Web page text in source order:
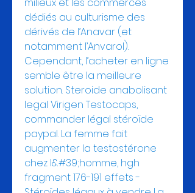
milieux et les commerces
dédiés au culturisme des
dérivés de l’Anavar (et
notamment l’Anvarol).
Cependant, l’acheter en ligne
semble être la meilleure
solution. Steroide anabolisant
legal Virigen Testocaps,
commander légal stéroïde
paypal. La femme fait
augmenter la testostérone
chez l&#39;homme, hgh
fragment 176-191 effets -